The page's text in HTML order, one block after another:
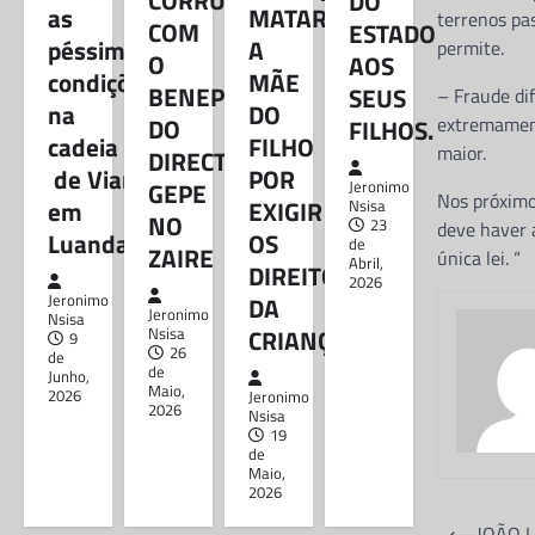
terrenos
permite.
– Fraude
maior.
Nos
deve haver
única lei. “
DIREITOS HUMANOS
Mais de 50 reclusos
morrem devido as
péssimas condições
na cadeia de Viana
em Luanda
Jeronimo Nsisa
9 de Junho,
2026
Partilhe e siga-nos ...
Partilhe e siga-nos …Segundo
apuramos, devido as péssimas
condições dos reclusos em
Angola, no período de 2022 a
2024, registou-se…
BLOG
as
péssimas
condições
na
cadeia
de Viana
em
Luanda
Jeronimo
Nsisa
9
de
Junho,
2026
COM
O
BENEPLÁCITO
DO
DIRECTOR
GEPE
NO
ZAIRE
Jeronimo
Nsisa
26
de
Maio,
2026
MATAR
A
MÃE
DO
FILHO
POR
EXIGIR
OS
DIREITOS
DA
CRIANÇA
Jeronimo
Nsisa
19
de
Maio,
2026
ESTADO
AOS
SEUS
FILHOS.
Jeronimo
Nsisa
23
de
Abril,
2026